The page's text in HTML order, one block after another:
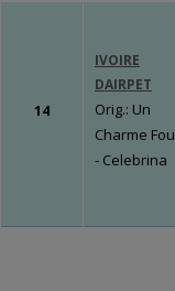
14
IVOIRE
DAIRPET
Orig.: Un
Charme Fou
- Celebrina